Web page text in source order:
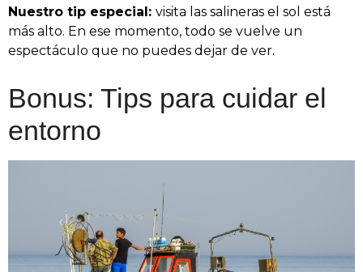
Nuestro tip especial: visita las salineras el sol está
más alto. En ese momento, todo se vuelve un
espectáculo que no puedes dejar de ver.
Bonus: Tips para cuidar el
entorno